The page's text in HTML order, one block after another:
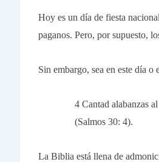
Hoy es un día de fiesta
paganos. Pero, por supuesto,
Sin embargo, sea en este día
4 Cantad alabanzas
(Salmos 30: 4).
La Biblia está llena de